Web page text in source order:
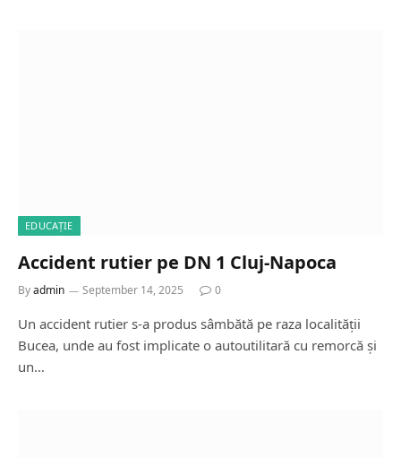
EDUCAȚIE
Accident rutier pe DN 1 Cluj-Napoca
Byadmin September 14, 2025 0
Un accident rutier s-a produs sâmbătă pe raza localității
Bucea, unde au fost implicate o autoutilitară cu remorcă și
un…